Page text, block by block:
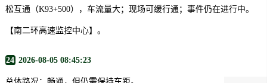
松互通（K93+500），车流量大；现场可缓行通；事件仍在进行中。
【南二环高速监控中心】。
24 2026-08-05 08:45:23